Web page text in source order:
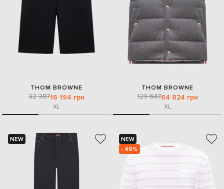
THOM BROWNE
32 38716 194 грн
XL
THOM BROWNE
129 64764 824 грн
XL
NEW
NEW
- 49%